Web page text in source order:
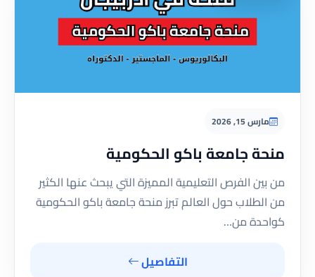
مارس 15, 2026
منحة جامعة باكو الحكومية
من بين الفرص التعليمية المميزة التي يبحث عنها الكثير
من الطلاب حول العالم تبرز منحة جامعة باكو الحكومية
كواحدة من…
التفاصيل